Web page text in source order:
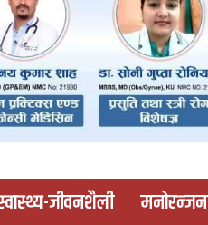
जीवनशैली मनोरन्जन